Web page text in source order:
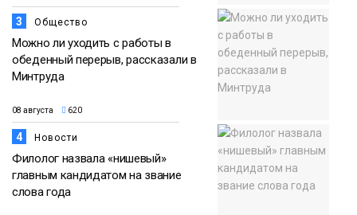
3 Общество
Можно ли уходить с работы в
обеденный перерыв, рассказали в
Минтруда
08 августа 620
4 Новости
Филолог назвала «нишевый»
главным кандидатом на звание
слова года